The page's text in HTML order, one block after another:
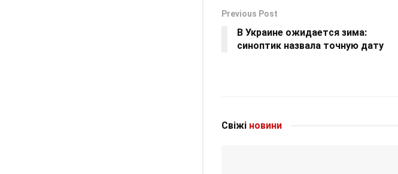
Previous Post
В Украине ожидается зима:
синоптик назвала точную дату
Свіжі новини